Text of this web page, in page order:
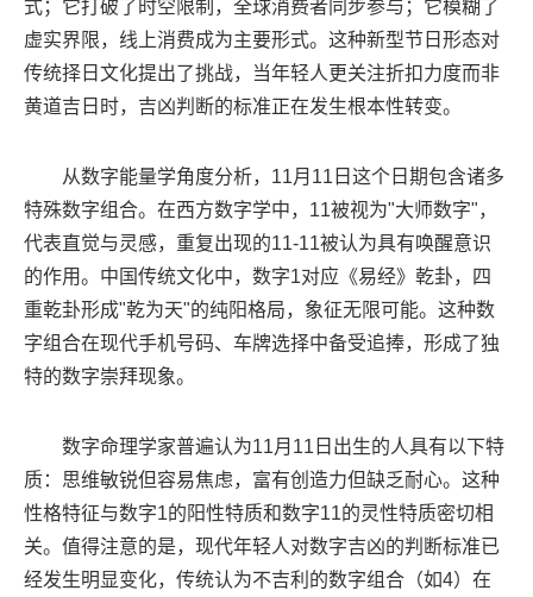
式；它打破了时空限制，全球消费者同步参与；它模糊了
虚实界限，线上消费成为主要形式。这种新型节日形态对
传统择日文化提出了挑战，当年轻人更关注折扣力度而非
黄道吉日时，吉凶判断的标准正在发生根本性转变。
从数字能量学角度分析，11月11日这个日期包含诸多
特殊数字组合。在西方数字学中，11被视为"大师数字"，
代表直觉与灵感，重复出现的11-11被认为具有唤醒意识
的作用。中国传统文化中，数字1对应《易经》乾卦，四
重乾卦形成"乾为天"的纯阳格局，象征无限可能。这种数
字组合在现代手机号码、车牌选择中备受追捧，形成了独
特的数字崇拜现象。
数字命理学家普遍认为11月11日出生的人具有以下特
质：思维敏锐但容易焦虑，富有创造力但缺乏耐心。这种
性格特征与数字1的阳性特质和数字11的灵性特质密切相
关。值得注意的是，现代年轻人对数字吉凶的判断标准已
经发生明显变化，传统认为不吉利的数字组合（如4）在